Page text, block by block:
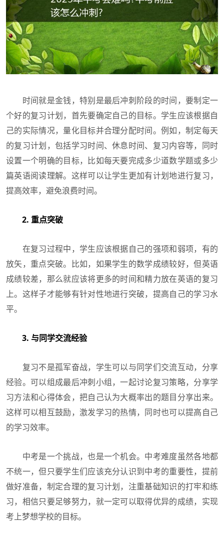
时间就是金钱，特别是最后冲刺阶段的时间，要制定一
个好的复习计划，首先要确定自己的目标。学生应该根据自
己的实际情况，量化目标并合理分配时间。例如，制定每天
的复习计划，包括学习时间、休息时间、复习内容等，同时
设置一个明确的目标，比如每天要完成多少道数学题或多少
篇英语阅读理解。这样可以让学生更加有计划地进行复习，
提高效率，避免浪费时间。
2. 重点突破
在复习过程中，学生应该根据自己的强项和弱项，有的
放矢，重点突破。比如，如果学生的数学成绩较好，但英语
成绩较差，那么就应该将更多的时间和精力放在英语的复习
上。这样子才能够有针对性地进行突破，提高自己的学习水
平。
3. 与同学交流经验
复习不是孤军奋战，学生可以与同学们交流互动，分享
经验。可以组成最后冲刺小组，一起讨论复习策略，分享学
习方法和心得体会，把自己认为大概率出的题目分享出来。
这样可以相互鼓励，激发学习的热情，同时也可以提高自己
的学习效率。
中考是一个挑战，也是一个机会。中考难度虽然各地都
不统一，但只要学生们应该充分认识到中考的重要性，提前
做好准备，制定合理的复习计划，注重基础知识的打牢和练
习，相信只要足够努力，就一定可以取得优异的成绩，实现
考上梦想学校的目标。